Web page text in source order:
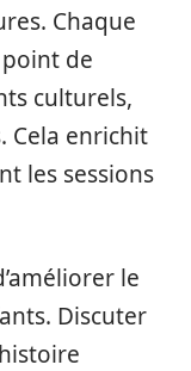
Chaque
de
culturels,
Cela enrichit
les sessions
le
Discuter